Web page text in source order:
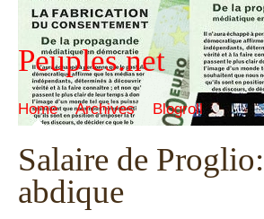
Peuples.net
Home Archives Blogroll
Salaire de
abdique